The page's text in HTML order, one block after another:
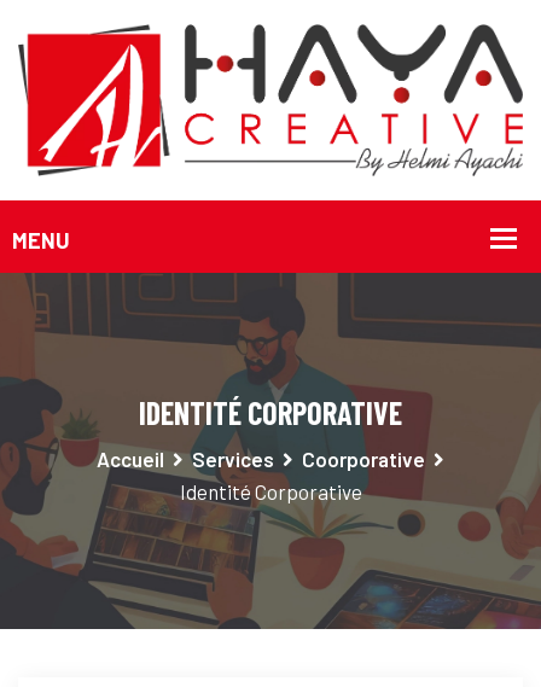
IDENTITÉ CORPORATIVE
Accueil Services
Coorporative
Identité Corporative